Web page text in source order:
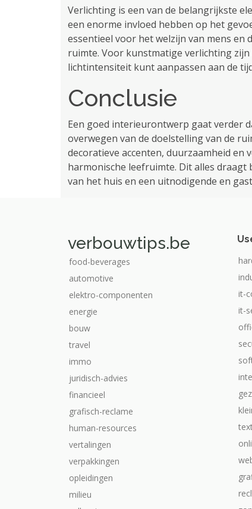
Verlichting is een van de belangrijkste
een enorme invloed hebben op het
essentieel voor het welzijn van mens
ruimte. Voor kunstmatige verlichting
lichtintensiteit kunt aanpassen aan de
Conclusie
Een goed interieurontwerp gaat verder
overwegen van de doelstelling van de
decoratieve accenten, duurzaamheid
harmonische leefruimte. Dit alles draagt
van het huis en een uitnodigende en
verbouwtips.be
food-beverages
automotive
elektro-componenten
energie
bouw
travel
immo
juridisch-advies
financieel
grafisch-reclame
human-resources
vertalingen
verpakkingen
opleidingen
milieu
it-
it-